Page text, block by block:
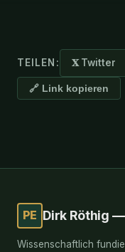
TEILEN: 𝐗 Twitter
🔗 Link kopieren
PE Dirk Röthig —
Wissenschaftlich